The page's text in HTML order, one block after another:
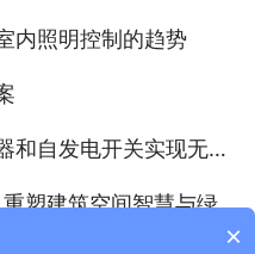
内照明控制的趋势
电开关实现无线智能控制
建筑空间智慧与绿色未来
×